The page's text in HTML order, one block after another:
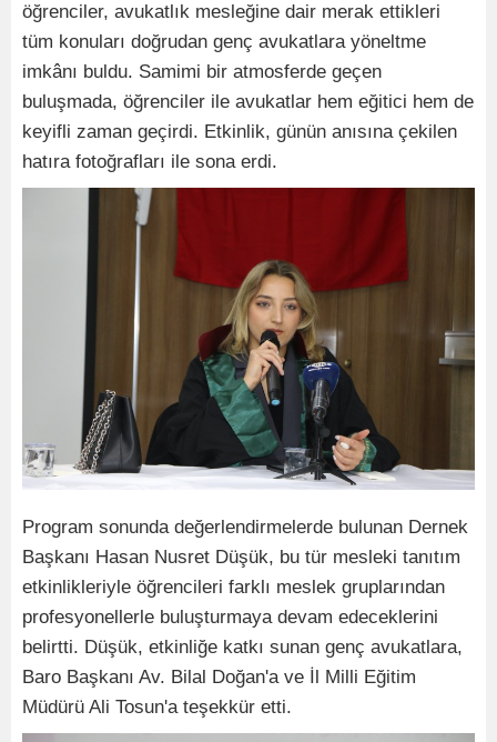
öğrenciler, avukatlık mesleğine dair merak ettikleri
tüm konuları doğrudan genç avukatlara yöneltme
imkânı buldu. Samimi bir atmosferde geçen
buluşmada, öğrenciler ile avukatlar hem eğitici hem de
keyifli zaman geçirdi. Etkinlik, günün anısına çekilen
hatıra fotoğrafları ile sona erdi.
Program sonunda değerlendirmelerde bulunan Dernek
Başkanı Hasan Nusret Düşük, bu tür mesleki tanıtım
etkinlikleriyle öğrencileri farklı meslek gruplarından
profesyonellerle buluşturmaya devam edeceklerini
belirtti. Düşük, etkinliğe katkı sunan genç avukatlara,
Baro Başkanı Av. Bilal Doğan'a ve İl Milli Eğitim
Müdürü Ali Tosun'a teşekkür etti.